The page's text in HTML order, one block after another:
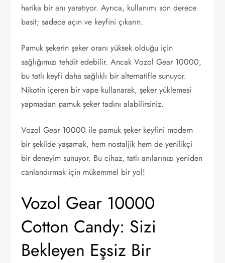
harika bir anı yaratıyor. Ayrıca, kullanımı son derece
basit; sadece açın ve keyfini çıkarın.
Pamuk şekerin şeker oranı yüksek olduğu için
sağlığımızı tehdit edebilir. Ancak Vozol Gear 10000,
bu tatlı keyfi daha sağlıklı bir alternatifle sunuyor.
Nikotin içeren bir vape kullanarak, şeker yüklemesi
yapmadan pamuk şeker tadını alabilirsiniz.
Vozol Gear 10000 ile pamuk şeker keyfini modern
bir şekilde yaşamak, hem nostaljik hem de yenilikçi
bir deneyim sunuyor. Bu cihaz, tatlı anılarınızı yeniden
canlandırmak için mükemmel bir yol!
Vozol Gear 10000
Cotton Candy: Sizi
Bekleyen Eşsiz Bir